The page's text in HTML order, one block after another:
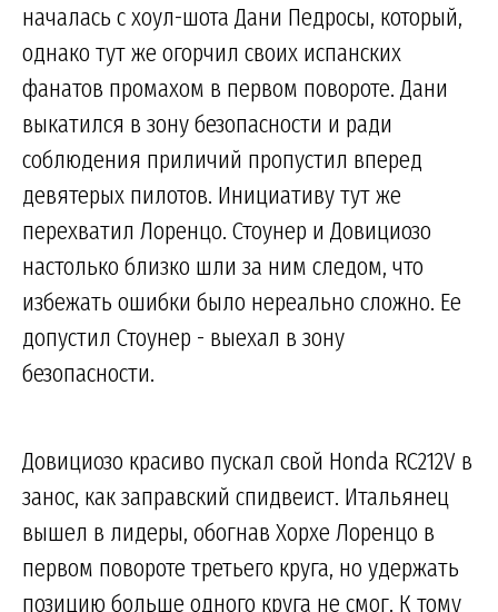
началась с хоул-шота Дани Педросы, который,
однако тут же огорчил своих испанских
фанатов промахом в первом повороте. Дани
выкатился в зону безопасности и ради
соблюдения приличий пропустил вперед
девятерых пилотов. Инициативу тут же
перехватил Лоренцо. Стоунер и Довициозо
настолько близко шли за ним следом, что
избежать ошибки было нереально сложно. Ее
допустил Стоунер - выехал в зону
безопасности.
Довициозо красиво пускал свой Honda RC212V в
занос, как заправский спидвеист. Итальянец
вышел в лидеры, обогнав Хорхе Лоренцо в
первом повороте третьего круга, но удержать
позицию больше одного круга не смог. К тому